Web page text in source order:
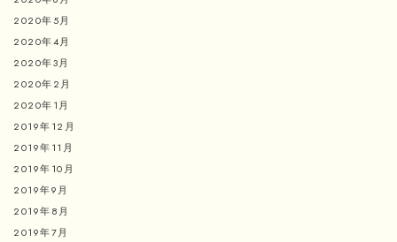
2020年5月
2020年4月
2020年3月
2020年2月
2020年1月
2019年12月
2019年11月
2019年10月
2019年9月
2019年8月
2019年7月